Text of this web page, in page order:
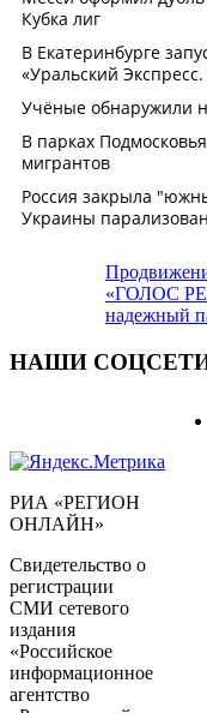
«ГОЛОС
надежный
НАШИ
РИА «РЕГИОН
ОНЛАЙН»
Свидетельство о
регистрации
СМИ сетевого
издания
«Российское
информационное
агентство